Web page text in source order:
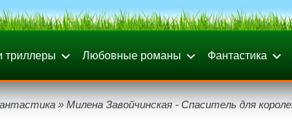
триллеры Любовные романы Фантастика
» Милена Завойчинская - Спаситель для